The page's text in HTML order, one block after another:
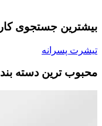
بیشترین جستجوی
تیشرت پسرانه
محبوب ترین دسته